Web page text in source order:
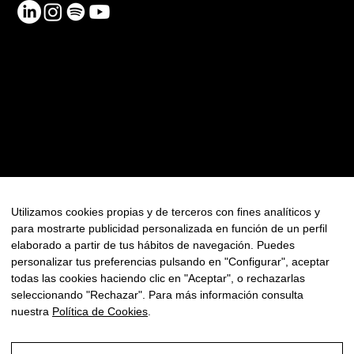
Newsletter
Utilizamos cookies propias y de terceros con fines analíticos y
para mostrarte publicidad personalizada en función de un perfil
elaborado a partir de tus hábitos de navegación. Puedes
personalizar tus preferencias pulsando en "Configurar", aceptar
todas las cookies haciendo clic en "Aceptar", o rechazarlas
seleccionando "Rechazar". Para más información consulta
nuestra Política de Cookies